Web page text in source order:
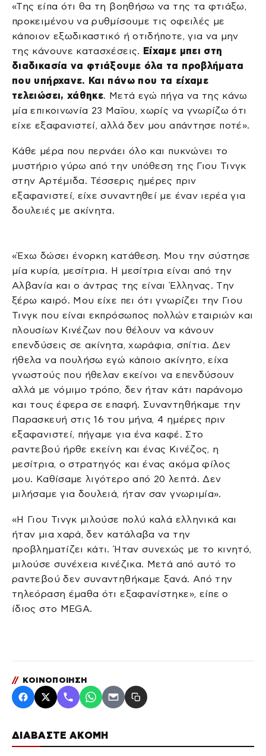
ΔΙΑΒΑΣΤΕ ΑΚΟΜΗ
«Της είπα ότι θα τη βοηθήσω να της τα φτιάξω,
προκειμένου να ρυθμίσουμε τις οφειλές με
κάποιον εξωδικαστικό ή οτιδήποτε, για να μην
της κάνουνε κατασχέσεις. Είχαμε μπει στη
διαδικασία να φτιάξουμε όλα τα προβλήματα
που υπήρχανε. Και πάνω που τα είχαμε
τελειώσει, χάθηκε. Μετά εγώ πήγα να της κάνω
μία επικοινωνία 23 Μαΐου, χωρίς να γνωρίζω ότι
είχε εξαφανιστεί, αλλά δεν μου απάντησε ποτέ».
Κάθε μέρα που περνάει όλο και πυκνώνει το
μυστήριο γύρω από την υπόθεση της Γιου Τινγκ
στην Αρτέμιδα. Τέσσερις ημέρες πριν
εξαφανιστεί, είχε συναντηθεί με έναν ιερέα για
δουλειές με ακίνητα.
«Έχω δώσει ένορκη κατάθεση. Μου την σύστησε
μία κυρία, μεσίτρια. Η μεσίτρια είναι από την
Αλβανία και ο άντρας της είναι Έλληνας. Την
ξέρω καιρό. Μου είχε πει ότι γνωρίζει την Γιου
Τινγκ που είναι εκπρόσωπος πολλών εταιριών και
πλουσίων Κινέζων που θέλουν να κάνουν
επενδύσεις σε ακίνητα, χωράφια, σπίτια. Δεν
ήθελα να πουλήσω εγώ κάποιο ακίνητο, είχα
γνωστούς που ήθελαν εκείνοι να επενδύσουν
αλλά με νόμιμο τρόπο, δεν ήταν κάτι παράνομο
και τους έφερα σε επαφή. Συναντηθήκαμε την
Παρασκευή στις 16 του μήνα, 4 ημέρες πριν
εξαφανιστεί, πήγαμε για ένα καφέ. Στο
ραντεβού ήρθε εκείνη και ένας Κινέζος, η
μεσίτρια, ο στρατηγός και ένας ακόμα φίλος
μου. Καθίσαμε λιγότερο από 20 λεπτά. Δεν
μιλήσαμε για δουλειά, ήταν σαν γνωριμία».
«Η Γιου Τινγκ μιλούσε πολύ καλά ελληνικά και
ήταν μια χαρά, δεν κατάλαβα να την
προβληματίζει κάτι. Ήταν συνεχώς με το κινητό,
μιλούσε συνέχεια κινέζικα. Μετά από αυτό το
ραντεβού δεν συναντηθήκαμε ξανά. Από την
τηλεόραση έμαθα ότι εξαφανίστηκε», είπε ο
ίδιος στο MEGA.
// ΚΟΙΝΟΠΟΙΗΣΗ